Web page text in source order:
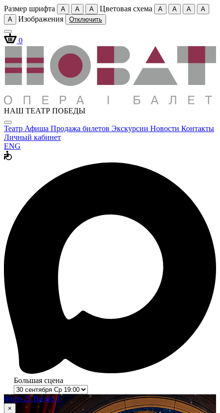
Размер шрифта A A A Цветовая схема A A A
A
A
Изображения Отключить
0
НАШ ТЕАТР ПОБЕДЫ
Театр Афиша Продажа билетов Экскурсии Новости Контакты
Личный кабинет
ENG
Большая сцена
Фото 21Видео 1
×